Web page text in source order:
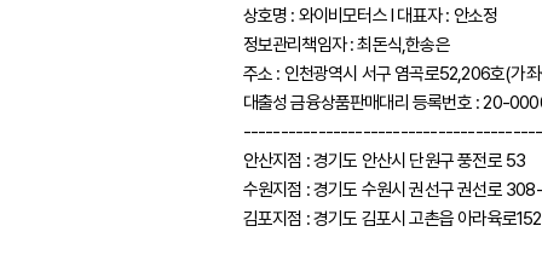
상호명 : 와이비모터스 l 대표자 : 안소정
정보관리책임자 : 최돈식,한송은
주소 : 인천광역시 서구 염곡로52,206호(가
대출성 금융상품판매대리 등록번호 : 20-
안산지점 : 경기도 안산시 단원구 풍전로 53
수원지점 : 경기도 수원시 권선구 권선로
김포지점 : 경기도 김포시 고촌읍 아라육로